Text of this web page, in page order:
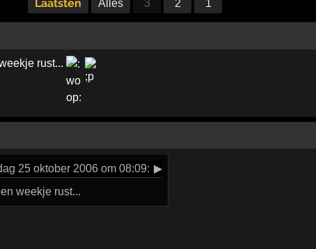
Laatsten Alles 3 2 1
rust...
25 oktober 2006 om 08:09: ▶
weekje rust...